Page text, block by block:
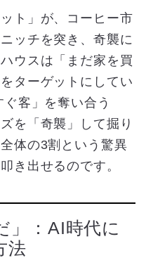
ト」が、コーヒー市
ッチを突き、奇襲に
ウスは「まだ家を買
ターゲットにしてい
客」を奪い合う
を「奇襲」して掘り
体の3割という驚異
き出せるのです。
」：AI時代に
法